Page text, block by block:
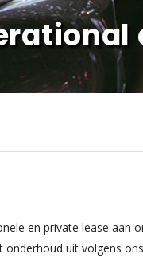
en private lease aan
uit volgens